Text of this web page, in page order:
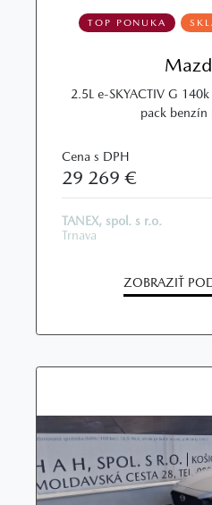
TOP PONUKA
2.5L e‑SKYACTIV G
pack benzín
Cena s DPH
29 269 €
TANEX, spol. s r.o.
Trnava
ZOBRAZIŤ